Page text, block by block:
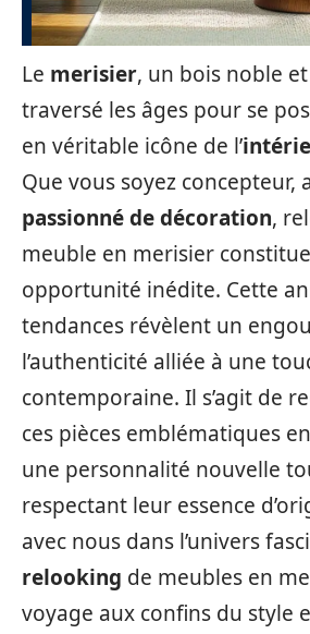
Le merisier, un bois noble
traversé les âges pour se
en véritable icône de l’
Que vous soyez concepteur,
passionné de décoration,
meuble en merisier
opportunité inédite. Cette
tendances révèlent un
l’authenticité alliée à une
contemporaine. Il s’agit de
ces pièces emblématiques
une personnalité nouvelle
respectant leur essence
avec nous dans l’univers
relooking de meubles en
voyage aux confins du style